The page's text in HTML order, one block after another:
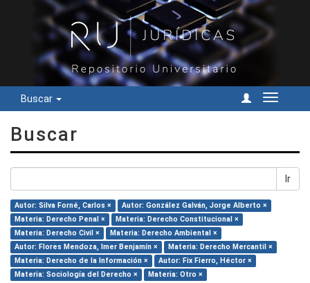
Buscar
Cambiar
Buscar
Ir
Autor: Silva Forné, Carlos ×
Autor: González Galván, Jorge Alberto ×
Materia: Derecho Penal ×
Materia: Derecho Constitucional ×
Materia: Derecho Civil ×
Materia: Derecho Ambiental ×
Autor: Flores Mendoza, Imer Benjamín ×
Materia: Derecho Mercantil ×
Materia: Derecho de la Información ×
Autor: Fix Fierro, Héctor ×
Materia: Sociología del Derecho ×
Materia: Otro ×